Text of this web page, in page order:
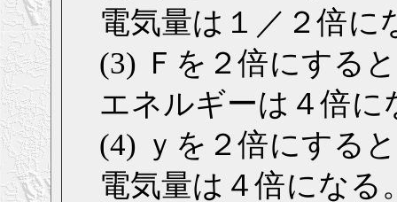
電気量は１／２倍に
(3) Ｆを２倍にする
エネルギーは４倍に
(4) ｙを２倍にする
電気量は４倍になる